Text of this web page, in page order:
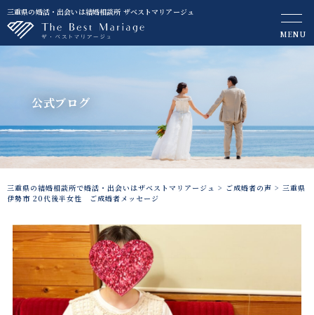
三重県の婚活・出会いは結婚相談所 ザベストマリアージュ
MENU
公式ブログ
三重県の結婚相談所で婚活・出会いはザベストマリアージュ > ご成婚者の声 > 三重県
伊勢市 20代後半女性 ご成婚者メッセージ